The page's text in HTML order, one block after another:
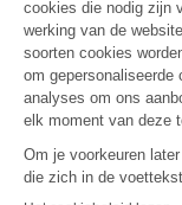
We zullen de
uitputting
diepgaande
lymfocyten van
patiënten, om
lymfocyten te